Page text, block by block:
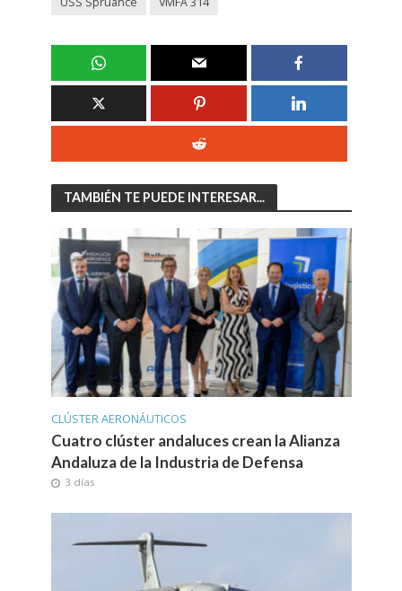
TAMBIÉN TE PUEDE INTERESAR...
CLÚSTER AERONÁUTICOS
Cuatro clúster andaluces crean la Alianza
Andaluza de la Industria de Defensa
3 días